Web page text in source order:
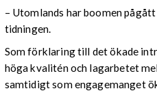
– Utomlands har boomen
tidningen.
Som förklaring till det ökade
höga kvalitén och lagarbetet
samtidigt som engagemanget